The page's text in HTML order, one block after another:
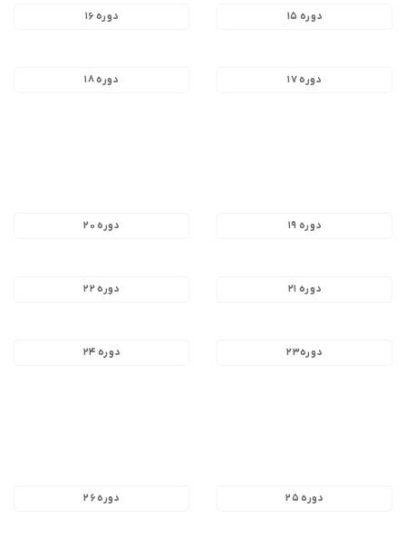
دوره ۱۵ دوره ۱۶
دوره ۱۷ دوره ۱۸
دوره ۱۹ دوره ۲۰
دوره ۲۱ دوره ۲۲
دوره۲۳ دوره ۲۴
دوره ۲۵ دوره ۲۶